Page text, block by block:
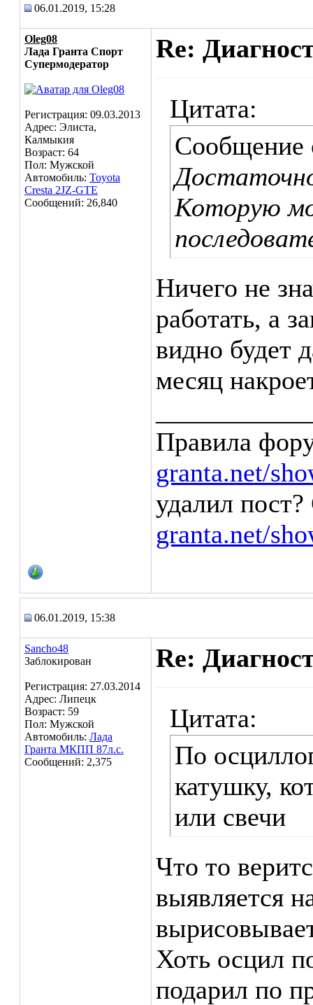
06.01.2019, 15:28
Oleg08
Лада Гранта Спорт
Супермодератор
Регистрация: 09.03.2013
Адрес: Элиста,
Калмыкия
Возраст: 64
Пол: Мужской
Автомобиль: Toyota
Cresta 2JZ-GTE
Сообщений: 26,840
Re:
Цитата:
Сообщение
Которую
Ничего не
работать, а
видно будет
месяц
Правила
granta.net/
удалил
granta.net/
06.01.2019, 15:38
Sancho48
Заблокирован
Регистрация: 27.03.2014
Адрес: Липецк
Возраст: 59
Пол: Мужской
Автомобиль: Лада
Гранта МКПП 87л.с.
Сообщений: 2,375
Re:
Цитата:
По
катушку,
или свечи
Что то
выявляется
Хоть осцил
подарил по